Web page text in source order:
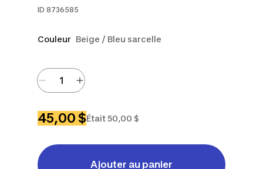
ID 8736585
Couleur Beige / Bleu sarcelle
45,00 $Était 50,00 $
Ajouter au panier